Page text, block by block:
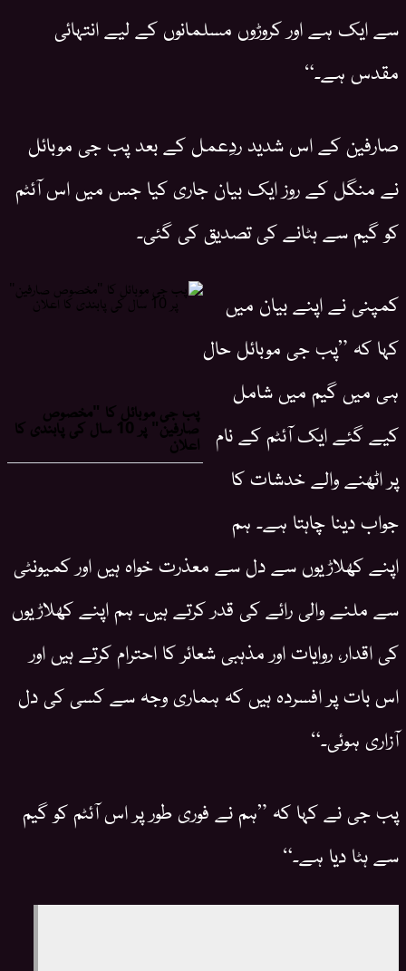
سے ایک ہے اور کروڑوں مسلمانوں کے لیے انتہائی
مقدس ہے۔“
صارفین کے اس شدید ردِعمل کے بعد پب جی موبائل
نے منگل کے روز ایک بیان جاری کیا جس میں اس آئٹم
کو گیم سے ہٹانے کی تصدیق کی گئی۔
کمپنی نے اپنے بیان میں
کہا کہ ”پب جی موبائل حال
ہی میں گیم میں شامل
کیے گئے ایک آئٹم کے نام
پر اٹھنے والے خدشات کا
جواب دینا چاہتا ہے۔ ہم
اپنے کھلاڑیوں سے دل سے معذرت خواہ ہیں اور کمیونٹی
سے ملنے والی رائے کی قدر کرتے ہیں۔ ہم اپنے کھلاڑیوں
کی اقدار، روایات اور مذہبی شعائر کا احترام کرتے ہیں اور
اس بات پر افسردہ ہیں کہ ہماری وجہ سے کسی کی دل
آزاری ہوئی۔“
پب جی نے کہا کہ ”ہم نے فوری طور پر اس آئٹم کو گیم
سے ہٹا دیا ہے۔“